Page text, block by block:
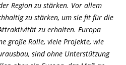
Region zu stärken. Vor allem
zu stärken, um sie fit für die
zu erhalten. Europa
große Rolle, viele Projekte, wie
sind ohne Unterstützung